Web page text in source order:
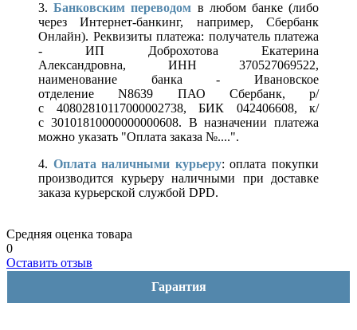
3.Банковским переводом в любом банке (либо
через Интернет-банкинг, например, Сбербанк
Онлайн). Реквизиты платежа: получатель платежа
- ИП Доброхотова Екатерина
Александровна, ИНН 370527069522,
наименование банка - Ивановское
отделение N8639 ПАО Сбербанк, р/
с 40802810117000002738, БИК 042406608, к/
с 30101810000000000608. В назначении платежа
можно указать "Оплата заказа №....".
4. Оплата наличными курьеру: оплата покупки
производится курьеру наличными при доставке
заказа курьерской службой DPD.
Средняя оценка товара
0
Оставить отзыв
Гарантия